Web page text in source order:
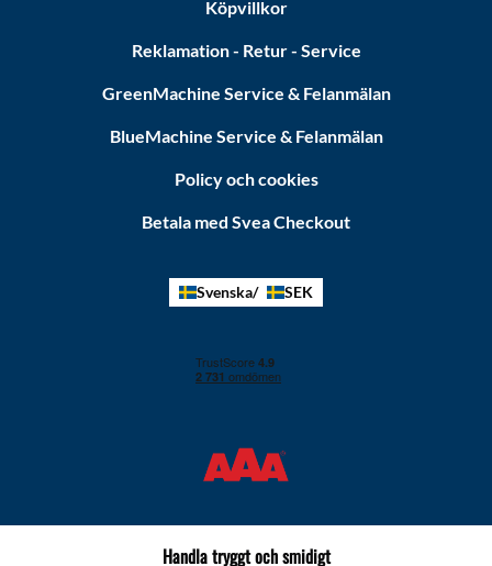
Köpvillkor
Reklamation - Retur - Service
GreenMachine Service & Felanmälan
BlueMachine Service & Felanmälan
Policy och cookies
Betala med Svea Checkout
Svenska SEK
Handla tryggt och smidigt